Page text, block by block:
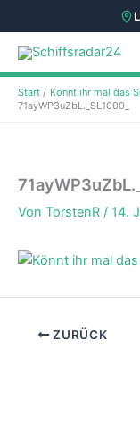
Zum
Inhalt
springen
Start
Könnt ihr mal das
71ayWP3uZbL._SL1000_
Von TorstenR / 14.
ZURÜCK